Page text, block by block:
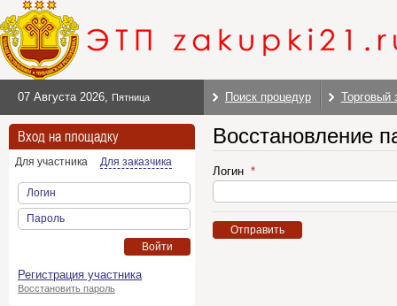
07 Августа 2026, Пятница Поиск процедур Торговый
Вход на площадку
Для участника Для заказчика
Логин
Пароль
Войти
Регистрация участника
Восстановить пароль
Восстановление
Логин
Отправить